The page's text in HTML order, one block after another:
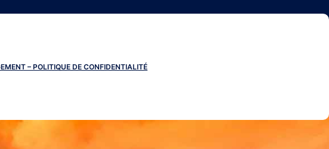
– POLITIQUE DE CONFIDENTIALITÉ